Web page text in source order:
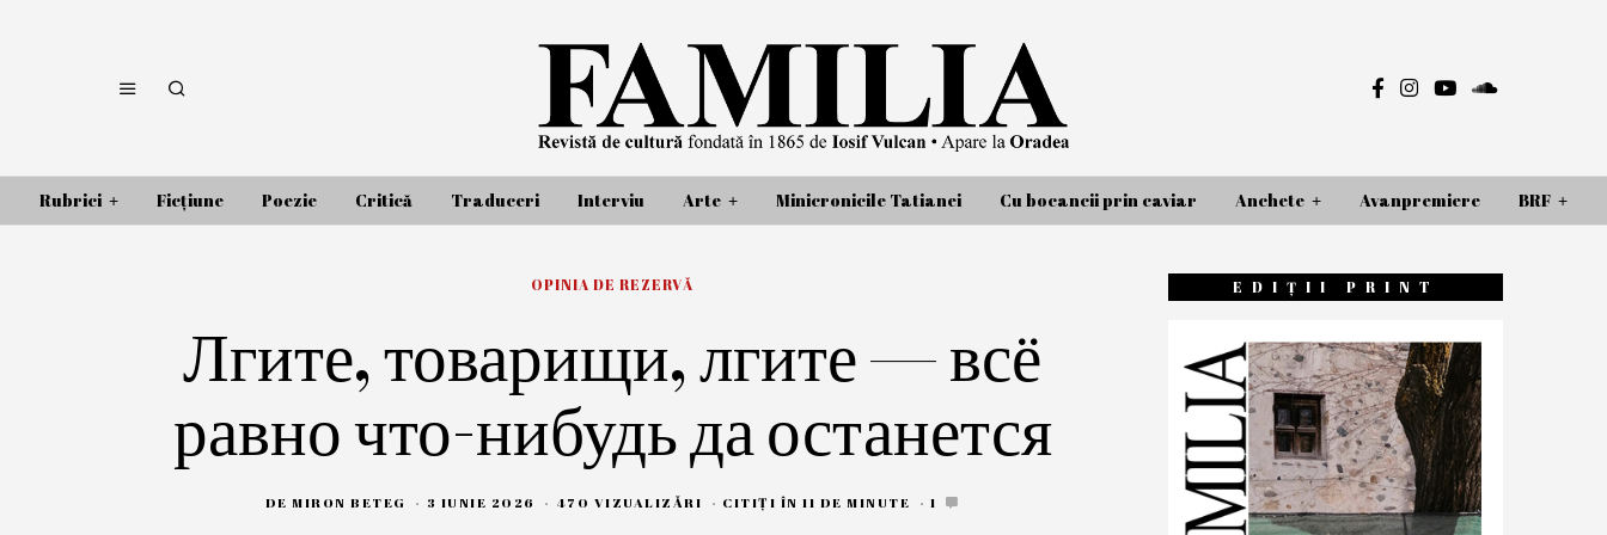
Rubrici Ficțiune Poezie Critică Traduceri Interviu Arte Minicronicile Tatianei Cu bocancii prin caviar Anchete Avanpremiere BRF
OPINIA DE REZERVĂ
Лгите, товарищи, лгите — всё
равно что-нибудь да останется
DE MIRON BETEG 3 IUNIE 2026 470 VIZUALIZĂRI CITIȚI ÎN 11 DE MINUTE 1
EDIȚII PRINT